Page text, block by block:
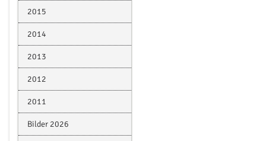
2015
2014
2013
2012
2011
Bilder 2026